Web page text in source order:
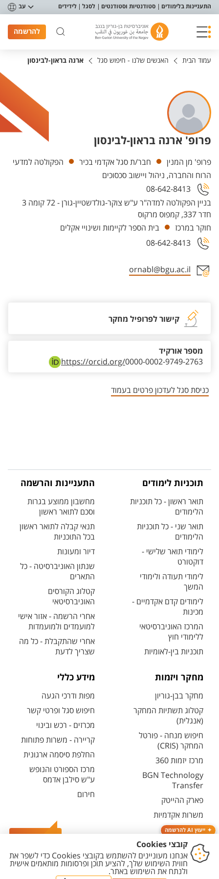
תפריט נגישות
התעניינות בלימודים סטודנטיות וסטודנטים לסגל לידידים עב
להרשמה
ייעוץ AI להרשמה
עמוד הבית האנשים שלנו - חיפוש סגל ארנה בראון-לבינסון
פרופ' ארנה בראון-לבינסון
יחידות
פרופ' מן המנין חבר/ת סגל אקדמי בכיר
הפקולטה למדעי
הרוח והחברה, ניהול ויישוב סכסוכים
בניין הפקולטה למדה"ר ע"ש צוקר-גולדשטיין-גורן - 72 קומה 3
חדר 337, קמפוס מרקוס
08-642-8413
חוקר במרכז
בית הספר לקיימות ושינויי אקלים
08-642-8413
ornabl@bgu.ac.il
קישור לפרופיל מחקר
https://orcid.org/0000-0002-9749-2763
מספר אורקיד
כניסת סגל לעדכון פרטים בעמוד
תוכניות לימודים
תואר ראשון - כל תוכניות
הלימודים
תואר שני - כל תוכניות
הלימודים
לימודי תואר שלישי -
דוקטורט
לימודי תעודה ולימודי
המשך
לימודים קדם אקדמיים -
מכינות
המרכז האוניברסיטאי
ללימודי חוץ
תוכניות בין-לאומיות
התעניינות והרשמה
מחשבון ממוצע בגרות
וסכם לתואר ראשון
תנאי קבלה לתואר ראשון
בכל התוכניות
דיור ומעונות
שנתון האוניברסיטה - כל
התארים
קטלוג הקורסים
האוניברסיטאי
אחרי הרשמה - אזור אישי
למועמדים ולמועמדות
אחרי שהתקבלת - כל מה
שצריך לדעת
מחקר ויזמות
מחקר בבן-גוריון
קטלוג תשתיות המחקר
(אנגלית)
חיפוש מנחה - פורטל
המחקר (CRIS)
מרכז יזמות 360
BGN Technology
Transfer
פארק ההייטק
משרות אקדמיות
מידע כללי
מפות ודרכי הגעה
חיפוש סגל ופרטי קשר
מכרזים - רכש ובינוי
קריירה - משרות פתוחות
החלפת סיסמה ארגונית
מרכז הספורט והנופש
ע"ש סילבן אדמס
חירום